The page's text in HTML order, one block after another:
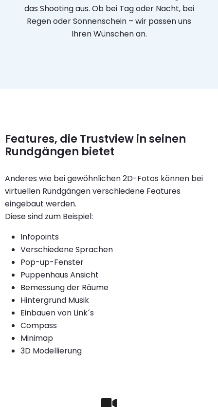
das Shooting aus. Ob bei Tag oder Nacht, bei
Regen oder Sonnenschein – wir passen uns
Ihren Wünschen an.
Features, die Trustview in seinen
Rundgängen bietet
Anderes wie bei gewöhnlichen 2D-Fotos können bei
virtuellen Rundgängen verschiedene Features
eingebaut werden.
Diese sind zum Beispiel:
Infopoints
Verschiedene Sprachen
Pop-up-Fenster
Puppenhaus Ansicht
Bemessung der Räume
Hintergrund Musik
Einbauen von Link´s
Compass
Minimap
3D Modellierung